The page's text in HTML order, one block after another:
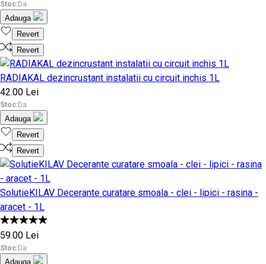
Stoc:Da
Adauga
Revert
Revert
RADIAKAL dezincrustant instalatii cu circuit inchis 1L
42.00 Lei
Stoc:Da
Adauga
Revert
Revert
SolutieKILAV Decerante curatare smoala - clei - lipici - rasina -
aracet - 1L
59.00 Lei
Stoc:Da
Adauga